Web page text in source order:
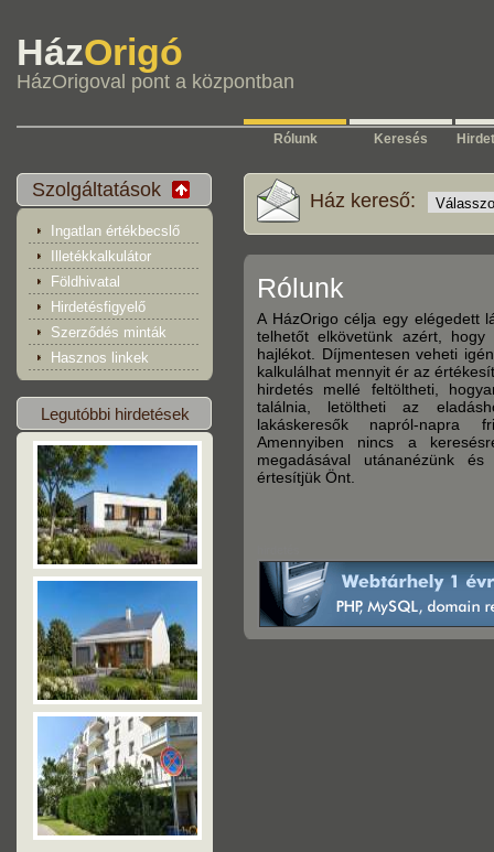
HázOrigó
HázOrigoval pont a központban
Rólunk Keresés
Szolgáltatások
Ingatlan értékbecslő
Illetékkalkulátor
Földhivatal
Hirdetésfigyelő
Szerződés minták
Hasznos linkek
Legutóbbi hirdetések
Ház kereső:
Rólunk
A HázOrigo célja egy elégedett
telhetőt elkövetünk azért,
hajlékot. Díjmentesen veheti
kalkulálhat mennyit ér az
hirdetés mellé feltöltheti,
találnia, letöltheti az
lakáskeresők napról-napra
Amennyiben nincs a
megadásával utánanézünk
értesítjük Önt.